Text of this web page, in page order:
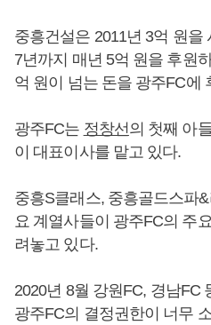
중흥건설은 2011년 3억 원을
7년까지 매년 5억 원을 후원
억 원이 넘는 돈을 광주FC에
광주FC는 정창선의 첫째 아
이 대표이사를 맡고 있다.
중흥S클래스, 중흥골드스파
요 계열사들이 광주FC의 주
려놓고 있다.
2020년 8월 강원FC, 경남FC
광주FC의 결정권한이 너무